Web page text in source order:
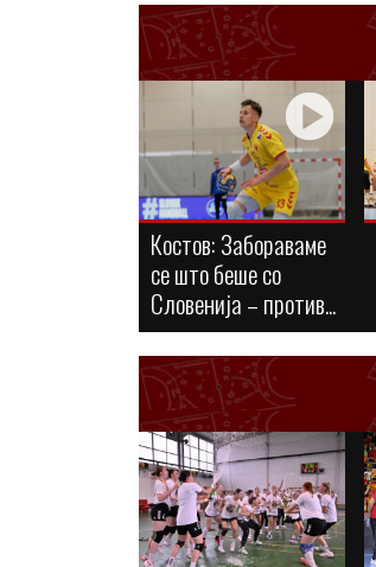
Костов: Забораваме
се што беше со
Словенија – против...